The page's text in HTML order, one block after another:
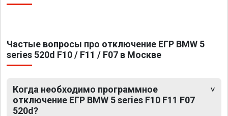
Частые вопросы про отключение ЕГР BMW 5
series 520d F10 / F11 / F07 в Москве
Когда необходимо программное
отключение ЕГР BMW 5 series F10 F11 F07
520d?